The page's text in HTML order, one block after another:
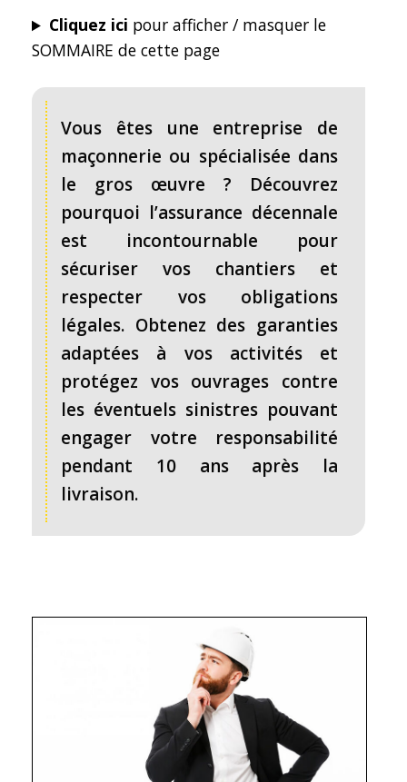
Cliquez ici pour afficher / masquer le
SOMMAIRE de cette page
Vous êtes une entreprise de
maçonnerie ou spécialisée dans
le gros œuvre ? Découvrez
pourquoi l’assurance décennale
est incontournable pour
sécuriser vos chantiers et
respecter vos obligations
légales. Obtenez des garanties
adaptées à vos activités et
protégez vos ouvrages contre
les éventuels sinistres pouvant
engager votre responsabilité
pendant 10 ans après la
livraison.